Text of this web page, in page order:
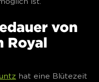
von
Royal
hat eine Blütezeit